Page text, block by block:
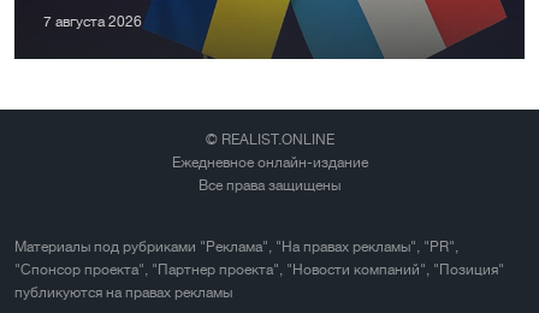
7 августа 2026
© REALIST.ONLINE
Ежедневное онлайн-издание
Все права защищены
Материалы под рубриками "Реклама", "На правах рекламы", "PR",
"Спонсор проекта", "Партнер проекта", "Новости компаний", "Позиция"
публикуются на правах рекламы